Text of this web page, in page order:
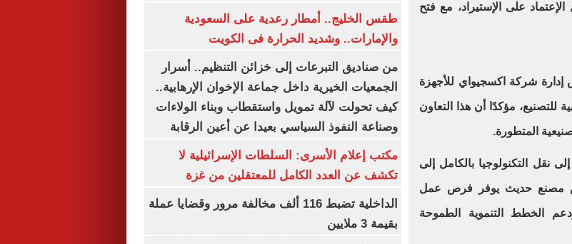
على الإستيراد، مع فتح
شركة اكسجيواي للأجهزة
للتصنيع، مؤكدًا أن هذا التعاون
المتطورة.
نقل التكنولوجيا بالكامل إلى
مصنع حديث يوفر فرص عمل
الخطط التنموية الطموحة
طقس الخليج.. أمطار رعدية على السعودية
والإمارات.. وشديد الحرارة فى الكويت
من صناديق التبرعات إلى خزائن التنظيم.. أسرار
الجمعيات الخيرية داخل جماعة الإخوان الإرهابية..
كيف تحولت لآلة تمويل واستقطاب وبناء الولاءات
وصناعة النفوذ السياسي بعيدا عن أعين الرقابة
مكتب إعلام الأسرى: السلطات الإسرائيلية لا
تكشف عن العدد الكامل للمعتقلين من غزة
الداخلية تضبط 116 ألف مخالفة مرور وقضايا عملة
بقيمة 3 ملايين